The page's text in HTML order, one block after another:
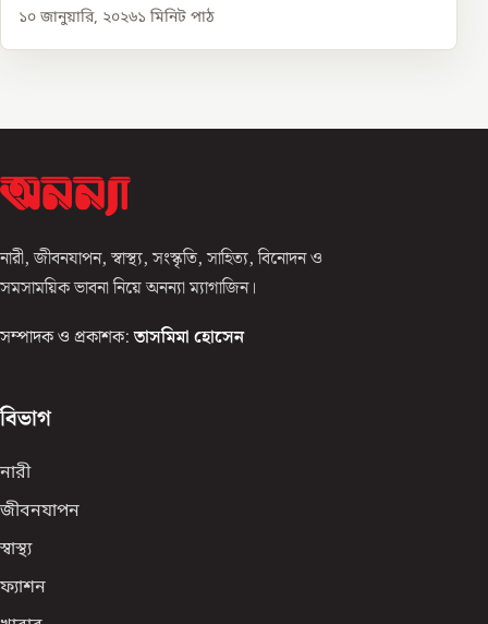
১০ জানুয়ারি, ২০২৬১ মিনিট পাঠ
নারী, জীবনযাপন, স্বাস্থ্য, সংস্কৃতি, সাহিত্য, বিনোদন ও
সমসাময়িক ভাবনা নিয়ে অনন্যা ম্যাগাজিন।
সম্পাদক ও প্রকাশক: তাসমিমা হোসেন
বিভাগ
নারী
জীবনযাপন
স্বাস্থ্য
ফ্যাশন